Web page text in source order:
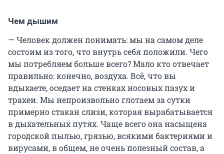
Чем дышим
— Человек должен понимать: мы на самом деле
состоим из того, что внутрь себя положили. Чего
мы потребляем больше всего? Мало кто отвечает
правильно: конечно, воздуха. Всё, что вы
вдыхаете, оседает на стенках носовых пазух и
трахеи. Мы непроизвольно глотаем за сутки
примерно стакан слизи, которая вырабатывается
в дыхательных путях. Чаще всего она насыщена
городской пылью, грязью, всякими бактериями и
вирусами, в общем, не очень полезный состав, а